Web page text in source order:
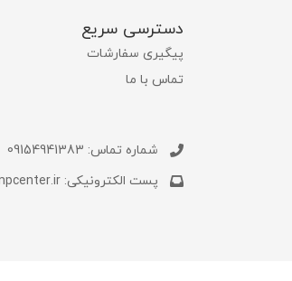
دسترسی سریع
پیگیری سفارشات
تماس با ما
شماره تماس: 09154941383
پست الکترونیکی: info@lampcenter.ir